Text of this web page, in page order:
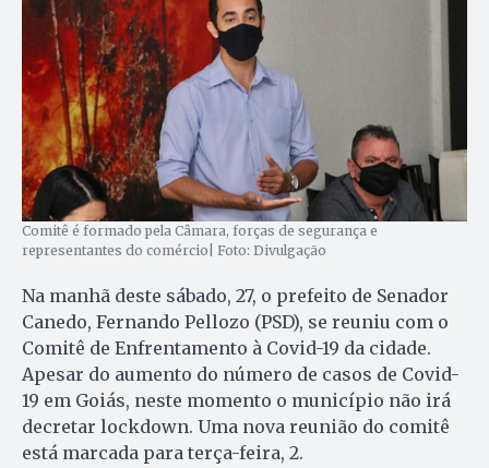
Comitê é formado pela Câmara, forças de segurança e
representantes do comércio| Foto: Divulgação
Na manhã deste sábado, 27, o prefeito de Senador
Canedo, Fernando Pellozo (PSD), se reuniu com o
Comitê de Enfrentamento à Covid-19 da cidade.
Apesar do aumento do número de casos de Covid-
19 em Goiás, neste momento o município não irá
decretar lockdown. Uma nova reunião do comitê
está marcada para terça-feira, 2.